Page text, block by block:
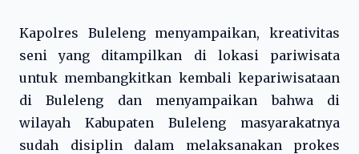
Kapolres Buleleng menyampaikan, kreativitas
seni yang ditampilkan di lokasi pariwisata
untuk membangkitkan kembali kepariwisataan
di Buleleng dan menyampaikan bahwa di
wilayah Kabupaten Buleleng masyarakatnya
sudah disiplin dalam melaksanakan prokes